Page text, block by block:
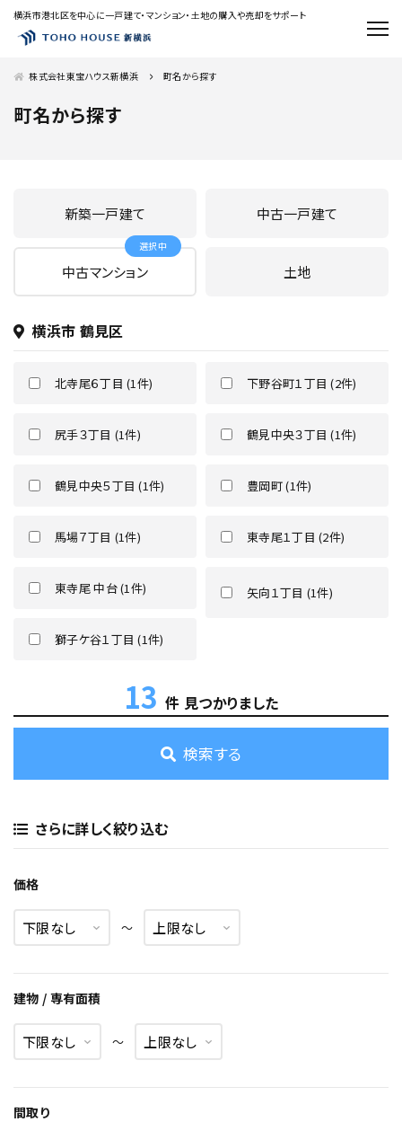
横浜市港北区を中心に一戸建て・マンション・土地の購入や売却をサポート
株式会社東宝ハウス新横浜 町名から探す
町名から探す
新築一戸建て 中古一戸建て
中古マンション 土地
横浜市 鶴見区
北寺尾６丁目 (1件) 下野谷町１丁目 (2件)
尻手３丁目 (1件) 鶴見中央３丁目 (1件)
鶴見中央５丁目 (1件) 豊岡町 (1件)
馬場７丁目 (1件) 東寺尾１丁目 (2件)
東寺尾 中台 (1件) 矢向１丁目 (1件)
獅子ケ谷１丁目 (1件)
13 件 見つかりました
検索する
さらに詳しく絞り込む
価格
〜
建物 / 専有面積
〜
間取り